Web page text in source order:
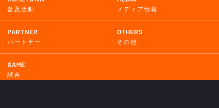
普及活動 メディア情報
PARTNER
パートナー
OTHERS
その他
GAME
試合